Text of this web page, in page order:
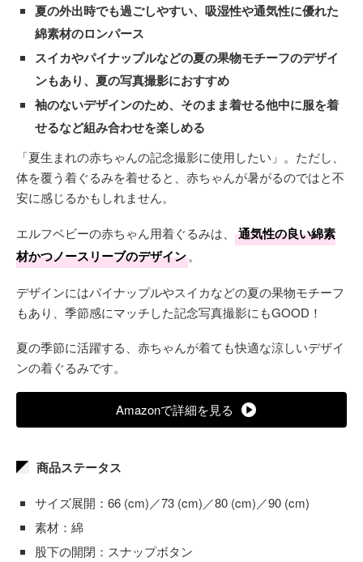
夏の外出時でも過ごしやすい、吸湿性や通気性に優れた
綿素材のロンパース
スイカやパイナップルなどの夏の果物モチーフのデザイ
ンもあり、夏の写真撮影におすすめ
袖のないデザインのため、そのまま着せる他中に服を着
せるなど組み合わせを楽しめる
「夏生まれの赤ちゃんの記念撮影に使用したい」。ただし、
体を覆う着ぐるみを着せると、赤ちゃんが暑がるのではと不
安に感じるかもしれません。
エルフベビーの赤ちゃん用着ぐるみは、
通気性の良い綿素
材かつノースリーブのデザイン。
デザインにはパイナップルやスイカなどの夏の果物モチーフ
もあり、季節感にマッチした記念写真撮影にもGOOD！
夏の季節に活躍する、赤ちゃんが着ても快適な涼しいデザイ
ンの着ぐるみです。
Amazonで詳細を見る
商品ステータス
サイズ展開：66 (cm)／73 (cm)／80 (cm)／90 (cm)
素材：綿
股下の開閉：スナップボタン